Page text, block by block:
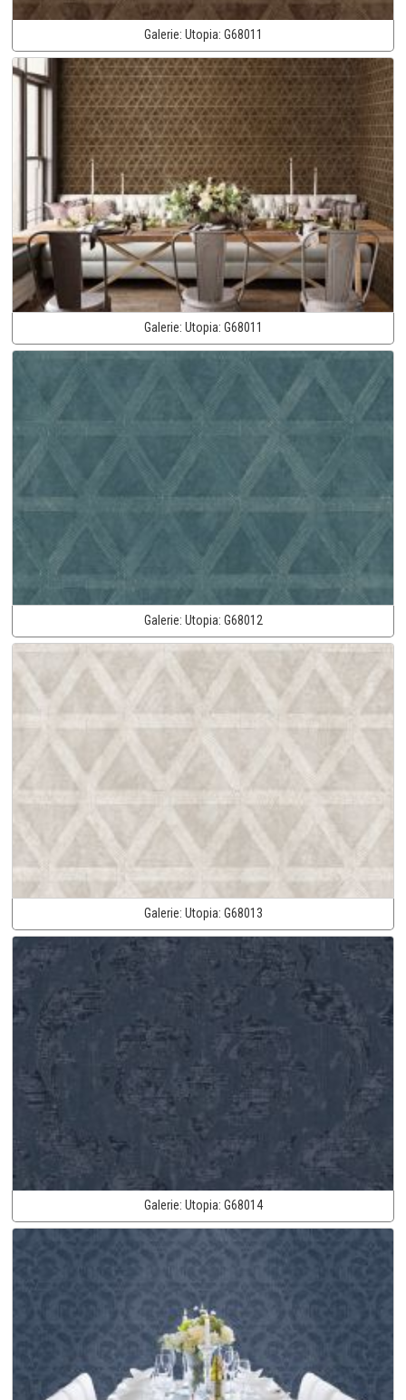
Galerie: Utopia: G68011
Galerie: Utopia: G68011
Galerie: Utopia: G68012
Galerie: Utopia: G68013
Galerie: Utopia: G68014